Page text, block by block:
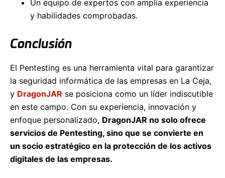
Un equipo de expertos con amplia experiencia
y habilidades comprobadas.
Conclusión
El Pentesting es una herramienta vital para garantizar
la seguridad informática de las empresas en La Ceja,
y DragonJAR se posiciona como un líder indiscutible
en este campo. Con su experiencia, innovación y
enfoque personalizado, DragonJAR no solo ofrece
servicios de Pentesting, sino que se convierte en
un socio estratégico en la protección de los activos
digitales de las empresas.